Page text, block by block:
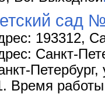
сад
193312,
Санкт-
Время